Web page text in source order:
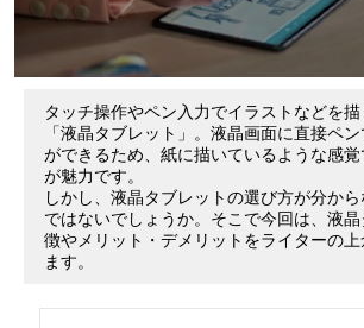
？
特
タッチ操作やペン入力でイラストなどを
「液晶タブレット」。液晶画面に直接ペ
ができるため、紙に描いているような感
が魅力です。
しかし、液晶タブレットの選び方が分か
ではないでしょうか。そこで今回は、液
徴やメリット・デメリットをライターの
ます。